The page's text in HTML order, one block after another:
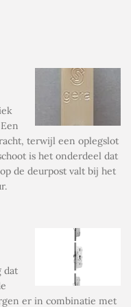
terwijl een oplegslot
is het onderdeel dat
de deurpost valt bij het
dat
er in combinatie met